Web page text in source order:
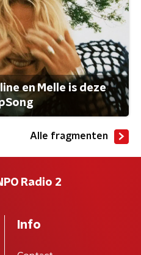
en Melle is deze
Alle fragmenten
Radio 2
Info